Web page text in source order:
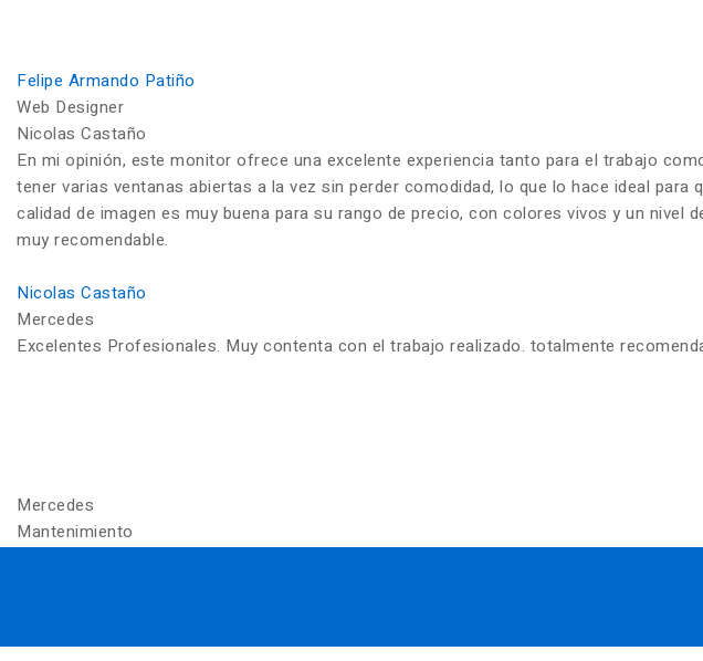
Felipe Armando Patiño
Web Designer
Nicolas Castaño
En mi opinión, este monitor ofrece una excelente experiencia tanto para el trabajo
tener varias ventanas abiertas a la vez sin perder comodidad, lo que lo hace ideal
calidad de imagen es muy buena para su rango de precio, con colores vivos y un nivel
muy recomendable.
Nicolas Castaño
Mercedes
Excelentes Profesionales. Muy contenta con el trabajo realizado. totalmente
Mercedes
Mantenimiento